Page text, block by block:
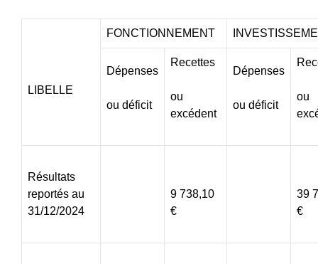
LIBELLE
FONCTIONNEMENT
Dépenses
ou déficit
Recettes
ou
excédent
Dépenses
ou déficit
ou
Résultats
reportés au
31/12/2024
9 738,10
€
39
€